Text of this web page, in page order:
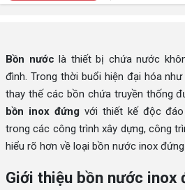
Bồn nước là thiết bị chứa nước
đình. Trong thời buổi hiện đại hóa
thay thế các bồn chứa truyền thống
bồn inox đứngvới thiết kế độc
trong các công trình xây dựng, công
hiểu rõ hơn về loại bồn nước inox
Giới thiệu bồn nước inox